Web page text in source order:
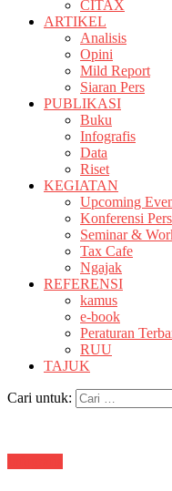
CITAX
ARTIKEL
Analisis
Opini
Mild Report
Siaran Pers
PUBLIKASI
Buku
Infografis
Data
Riset
KEGIATAN
Upcoming
Konferensi Pers
Seminar &
Tax Cafe
Ngajak
REFERENSI
kamus
e-book
Peraturan
RUU
TAJUK
Cari untuk: